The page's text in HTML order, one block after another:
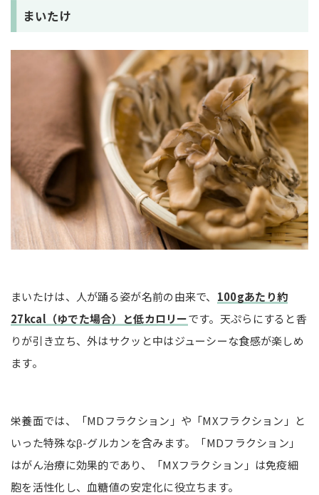
まいたけ
まいたけは、人が踊る姿が名前の由来で、 100gあたり約
27kcal（ゆでた場合）と低カロリーです。天ぷらにすると香
りが引き立ち、外はサクッと中はジューシーな食感が楽しめ
ます。
栄養面では、「MDフラクション」や「MXフラクション」と
いった特殊なβ-グルカンを含みます。「MDフラクション」
はがん治療に効果的であり、「MXフラクション」は免疫細
胞を活性化し、血糖値の安定化に役立ちます。